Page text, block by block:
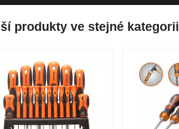
produkty ve stejné kategorii